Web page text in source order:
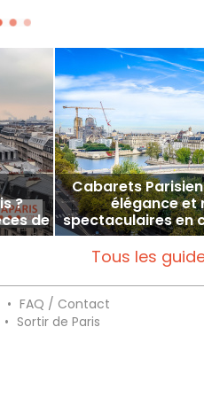
?
de
Cabarets
élégance et
spectaculaires en
à
Tous les
• FAQ / Contact
• Sortir de Paris